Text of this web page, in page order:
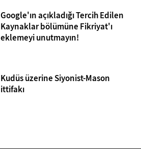
Google'ın açıkladığı Tercih Edilen
Kaynaklar bölümüne Fikriyat'ı
eklemeyi unutmayın!
Kudüs üzerine Siyonist-Mason
ittifakı